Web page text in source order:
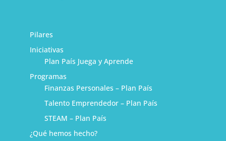
Pilares
Iniciativas
Plan País Juega y Aprende
Programas
Finanzas Personales – Plan País
Talento Emprendedor – Plan País
STEAM – Plan País
¿Qué hemos hecho?